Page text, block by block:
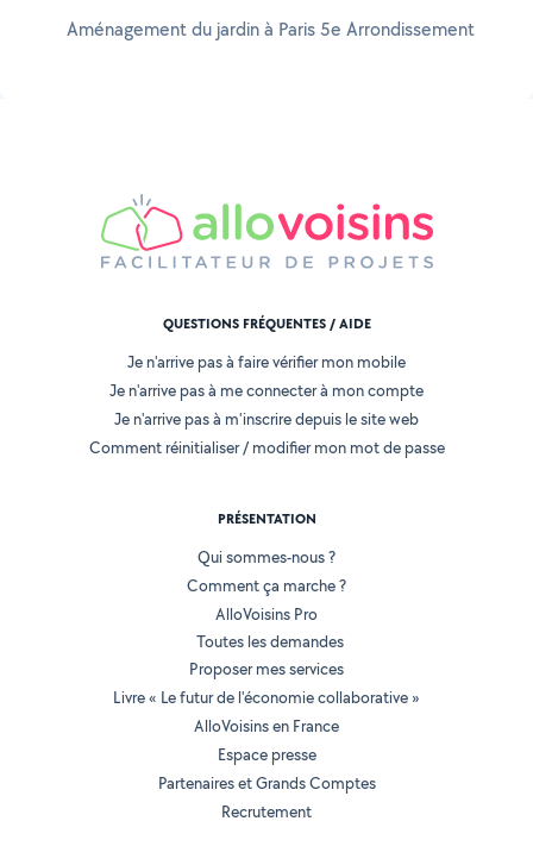
Aménagement du jardin à Paris 5e Arrondissement
QUESTIONS FRÉQUENTES / AIDE
Je n'arrive pas à faire vérifier mon mobile
Je n'arrive pas à me connecter à mon compte
Je n'arrive pas à m'inscrire depuis le site web
Comment réinitialiser / modifier mon mot de passe
PRÉSENTATION
Qui sommes-nous ?
Comment ça marche ?
AlloVoisins Pro
Toutes les demandes
Proposer mes services
Livre « Le futur de l'économie collaborative »
AlloVoisins en France
Espace presse
Partenaires et Grands Comptes
Recrutement